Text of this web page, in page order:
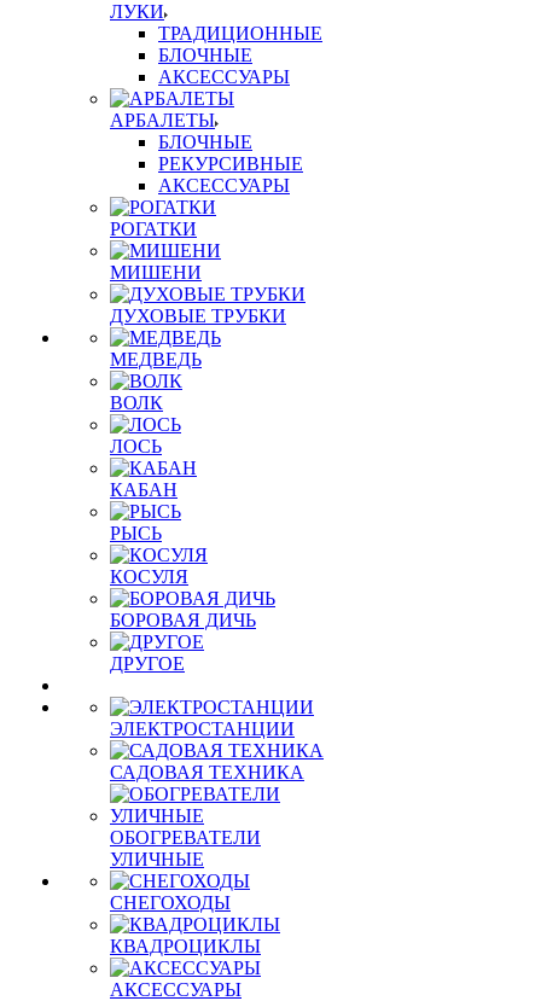
ЛУКИ
ТРАДИЦИОННЫЕ
БЛОЧНЫЕ
АКСЕССУАРЫ
АРБАЛЕТЫ
БЛОЧНЫЕ
РЕКУРСИВНЫЕ
АКСЕССУАРЫ
РОГАТКИ
МИШЕНИ
ДУХОВЫЕ ТРУБКИ
МЕДВЕДЬ
ВОЛК
ЛОСЬ
КАБАН
РЫСЬ
КОСУЛЯ
БОРОВАЯ ДИЧЬ
ДРУГОЕ
ЭЛЕКТРОСТАНЦИИ
САДОВАЯ ТЕХНИКА
ОБОГРЕВАТЕЛИ
УЛИЧНЫЕ
СНЕГОХОДЫ
КВАДРОЦИКЛЫ
АКСЕССУАРЫ